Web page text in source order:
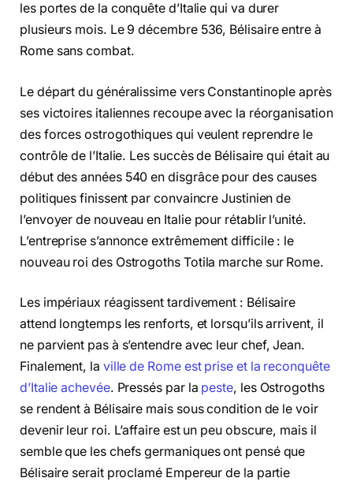
les portes de la conquête d’Italie qui va durer
plusieurs mois. Le 9 décembre 536, Bélisaire entre à
Rome sans combat.
Le départ du généralissime vers Constantinople après
ses victoires italiennes recoupe avec la réorganisation
des forces ostrogothiques qui veulent reprendre le
contrôle de l’Italie. Les succès de Bélisaire qui était au
début des années 540 en disgrâce pour des causes
politiques finissent par convaincre Justinien de
l’envoyer de nouveau en Italie pour rétablir l’unité.
L’entreprise s’annonce extrêmement difficile : le
nouveau roi des Ostrogoths Totila marche sur Rome.
Les impériaux réagissent tardivement : Bélisaire
attend longtemps les renforts, et lorsqu’ils arrivent, il
ne parvient pas à s’entendre avec leur chef, Jean.
Finalement, la ville de Rome est prise et la reconquête
d’Italie achevée. Pressés par la peste, les Ostrogoths
se rendent à Bélisaire mais sous condition de le voir
devenir leur roi. L’affaire est un peu obscure, mais il
semble que les chefs germaniques ont pensé que
Bélisaire serait proclamé Empereur de la partie